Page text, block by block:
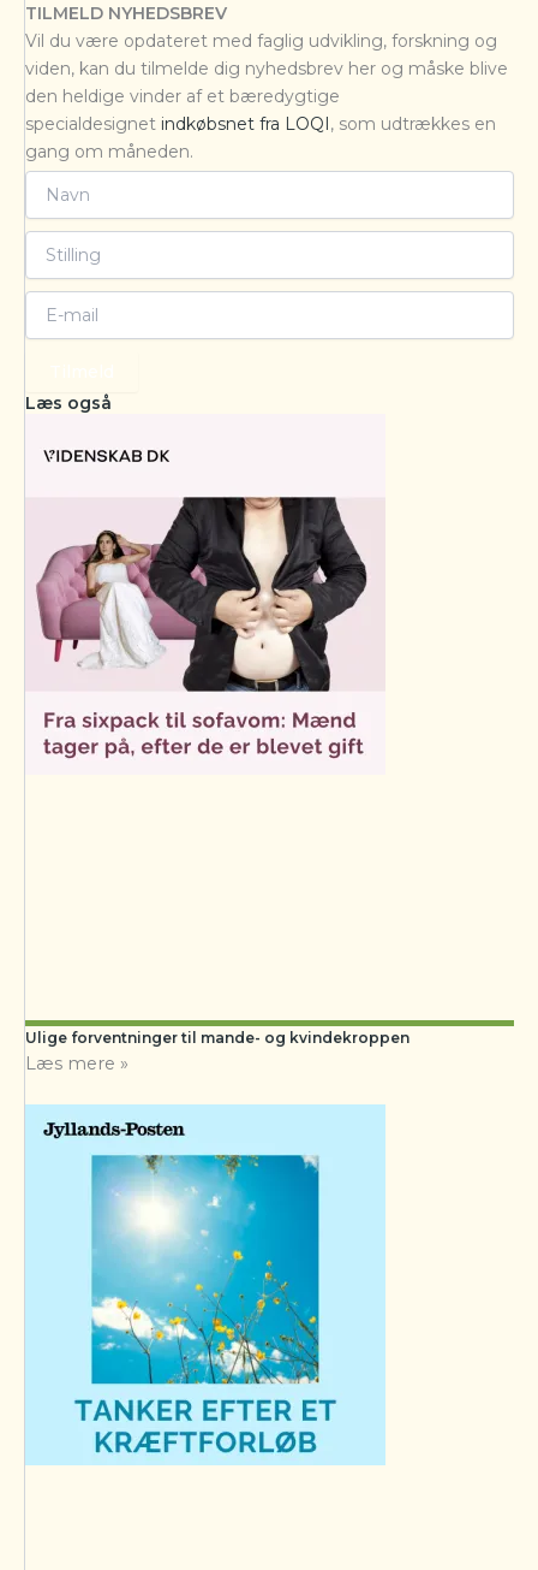
TILMELD NYHEDSBREV
Vil du være opdateret med faglig udvikling, forskning og
viden, kan du tilmelde dig nyhedsbrev her og måske blive
den heldige vinder af et bæredygtige
specialdesignet indkøbsnet fra LOQI, som udtrækkes en
gang om måneden.
Læs også
Ulige forventninger til mande- og kvindekroppen
Læs mere »